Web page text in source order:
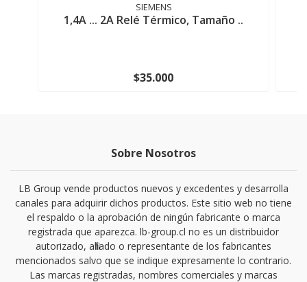
SIEMENS
1,4A ... 2A Relé Térmico, Tamaño ..
$35.000
Sobre Nosotros
LB Group vende productos nuevos y excedentes y desarrolla
canales para adquirir dichos productos. Este sitio web no tiene
el respaldo o la aprobación de ningún fabricante o marca
registrada que aparezca. lb-group.cl no es un distribuidor
autorizado, afiliado o representante de los fabricantes
mencionados salvo que se indique expresamente lo contrario.
Las marcas registradas, nombres comerciales y marcas